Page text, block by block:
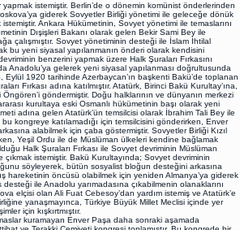
istemiştir. Berlin’de o dönemin komünist önderlerinden
giderek Sovyetler Birliği yönetimi ile geleceğe dönük
Ankara Hükümetinin, Sovyet yönetimi ile temaslarını
Dışişleri Bakanı olarak gelen Bekir Sami Bey ile
çalışmıştır. Sovyet yönetiminin desteği ile İslam İhtilal
bu yeni siyasal yapılanmanın önderi olarak kendisini
benzerini yapmak üzere Halk Şuraları Fırkasını
Anadolu’ya gelerek yeni siyasal yapılanması doğrultusunda
1920 tarihinde Azerbaycan’ın başkenti Bakü’de toplanan
Fırkası adına katılmıştır. Atatürk, Birinci Bakü Kurultay’ına,
göndermiştir. Doğu halklarının ve dünyanın merkezi
kurultaya eski Osmanlı hükümetinin başı olarak yeni
adına gelen Atatürk’ün temsilcisi olarak İbrahim Tali Bey ile
kongreye katılamadığı için temsilcisini gönderirken, Enver
alabilmek için çaba göstermiştir. Sovyetler Birliği Kızıl
Yeşil Ordu ile de Müslüman ülkeleri kendine bağlamak
Halk Şuraları Fırkası ile Sovyet devriminin Müslüman
istemiştir. Bakü Kurultayında; Sovyet devriminin
söyleyerek, bütün sosyalist bloğun desteğini arkasına
hareketinin öncüsü olabilmek için yeniden Almanya’ya giderek
ile Anadolu yarımadasına çıkabilmenin olanaklarını
elçisi olan Ali Fuat Cebesoy’dan yardım istemiş ve Atatürk’e
yanaşmayınca, Türkiye Büyük Millet Meclisi içinde yer
için kışkırtmıştır.
kuramayan Enver Paşa daha sonraki aşamada